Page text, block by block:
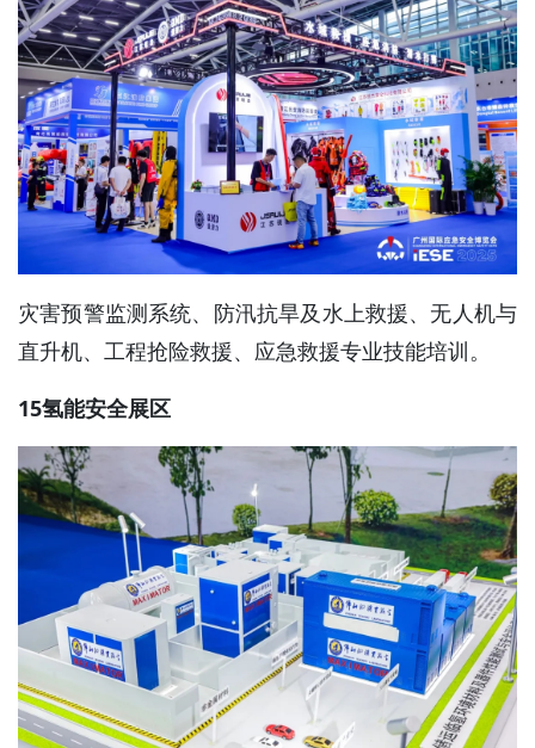
灾害预警监测系统、防汛抗旱及水上救援、无人机与
直升机、工程抢险救援、应急救援专业技能培训。
15氢能安全展区